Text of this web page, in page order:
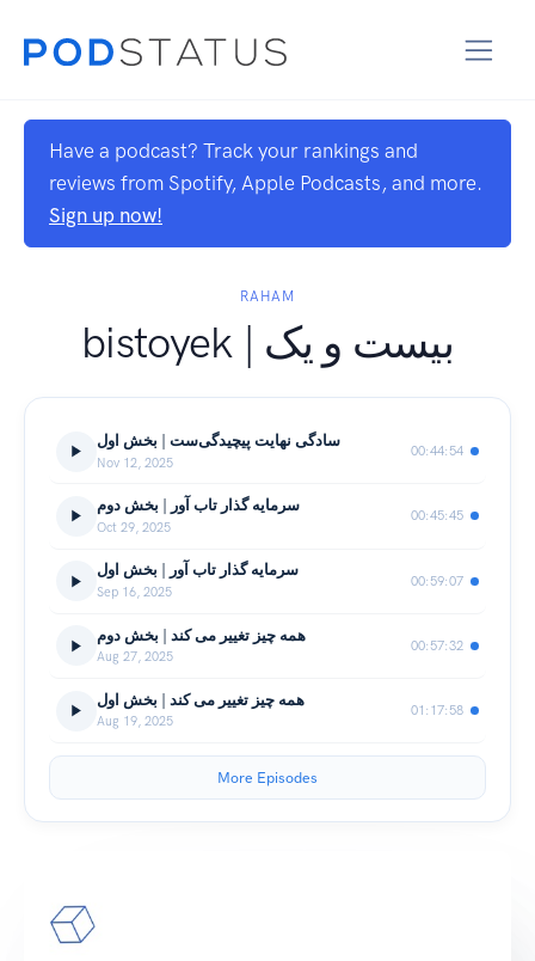
Have a podcast? Track your rankings and
reviews from Spotify, Apple Podcasts, and more.
Sign up now!
RAHAM
bistoyek | بیست و یک
سادگی نهایت پیچیدگی‌ست | بخش اول
Nov 12, 2025
00:44:54
سرمایه‌ گذار تاب آور | بخش دوم
Oct 29, 2025
00:45:45
سرمایه گذار تاب آور | بخش اول
Sep 16, 2025
00:59:07
همه چیز تغییر می کند | بخش دوم
Aug 27, 2025
00:57:32
همه چیز تغییر می کند | بخش اول
Aug 19, 2025
01:17:58
More Episodes